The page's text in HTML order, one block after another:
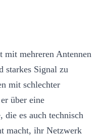
mehreren Antennen
starkes Signal zu
mit schlechter
über eine
die es auch technisch
macht, ihr Netzwerk